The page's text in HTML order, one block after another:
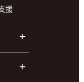
援